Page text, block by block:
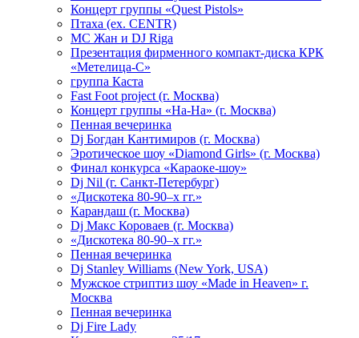
Концерт группы «Quest Pistols»
Птаха (ex. CENTR)
МС Жан и DJ Riga
Презентация фирменного компакт-диска КРК
«Метелица-С»
группа Каста
Fast Foot project (г. Москва)
Концерт группы «На-На» (г. Москва)
Пенная вечеринка
Dj Богдан Кантимиров (г. Москва)
Эротическое шоу «Diamond Girls» (г. Москва)
Финал конкурса «Караоке-шоу»
Dj Nil (г. Санкт-Петербург)
«Дискотека 80-90–х гг.»
Карандаш (г. Москва)
Dj Макс Короваев (г. Москва)
«Дискотека 80-90–х гг.»
Пенная вечеринка
Dj Stanley Williams (New York, USA)
Мужское стриптиз шоу «Made in Heaven» г.
Москва
Пенная вечеринка
Dj Fire Lady